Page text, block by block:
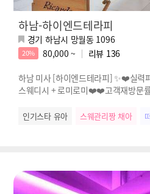
하남-하이엔드테라피
경기 하남시 망월동 1096
20% 80,000 ~ 리뷰 136
하남 미사 [하이엔드테라피] ✨❤️실력
스웨디시 + 로미로미❤️❤️고객재방문
인기스타 유아 스웨관리짱 채아